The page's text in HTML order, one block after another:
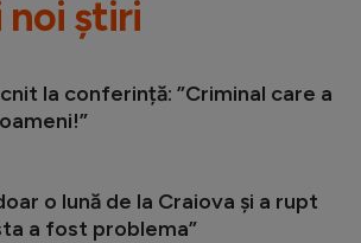
noi știri
la conferință: ”Criminal care a
o lună de la Craiova și a rupt
a fost problema”